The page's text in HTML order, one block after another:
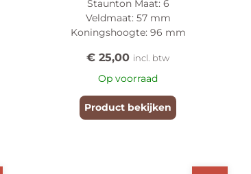
5.00
uit 5
Staunton Maat: 6
Veldmaat: 57 mm
Koningshoogte: 96 mm
€ 25,00 incl. btw
Op voorraad
Product bekijken